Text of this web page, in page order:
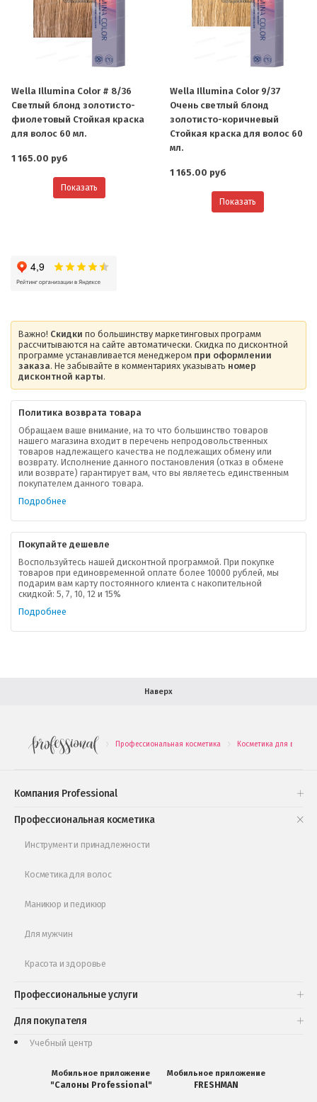
Wella Illumina Color # 8/36
Светлый блонд золотисто-
фиолетовый Стойкая краска
для волос 60 мл.
1 165.00 руб
Показать
Wella Illumina Color 9/37
Очень светлый блонд
золотисто-коричневый
Стойкая краска для волос 60
мл.
1 165.00 руб
Показать
Важно! Скидки по большинству маркетинговых программ
рассчитываются на сайте автоматически. Скидка по дисконтной
программе устанавливается менеджером при оформлении
заказа. Не забывайте в комментариях указывать номер
дисконтной карты.
Политика возврата товара
Обращаем ваше внимание, на то что большинство товаров
нашего магазина входит в перечень непродовольственных
товаров надлежащего качества не подлежащих обмену или
возврату. Исполнение данного постановления (отказ в обмене
или возврате) гарантирует вам, что вы являетесь единственным
покупателем данного товара.
Подробнее
Покупайте дешевле
Воспользуйтесь нашей дисконтной программой. При покупке
товаров при единовременной оплате более 10000 рублей, мы
подарим вам карту постоянного клиента с накопительной
скидкой: 5, 7, 10, 12 и 15%
Подробнее
Наверх
. Профессиональная косметика . Косметика для волос
Компания Professional
О компании
Ваша скидка
Контактная информация
В помощь покупателю
Форма обратной связи
Профессиональная косметика
Инструмент и принадлежности
Косметика для волос
Маникюр и педикюр
Для мужчин
Красота и здоровье
Профессиональные услуги
Для покупателя
Подарочные наборы
Обучающее видео
Учебный центр
Мобильное приложение
"Салоны Professional"
Мобильное приложение
FRESHMAN